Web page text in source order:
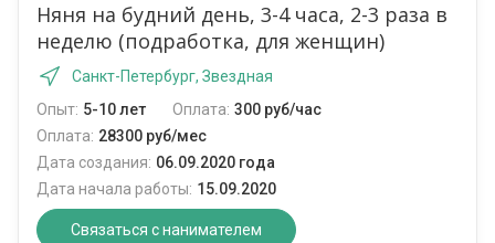
Няня на будний день, 3-4 часа, 2-3 раза в
неделю (подработка, для женщин)
Санкт-Петербург, Звездная
Опыт: 5-10 лет Оплата: 300 руб/час
Оплата: 28300 руб/мес
Дата создания: 06.09.2020 года
Дата начала работы: 15.09.2020
Связаться с нанимателем